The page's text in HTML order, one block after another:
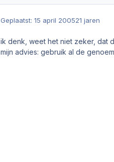
Geplaatst: 15 april 200521 jaren
ik denk, weet het niet zeker, dat
mijn advies: gebruik al de